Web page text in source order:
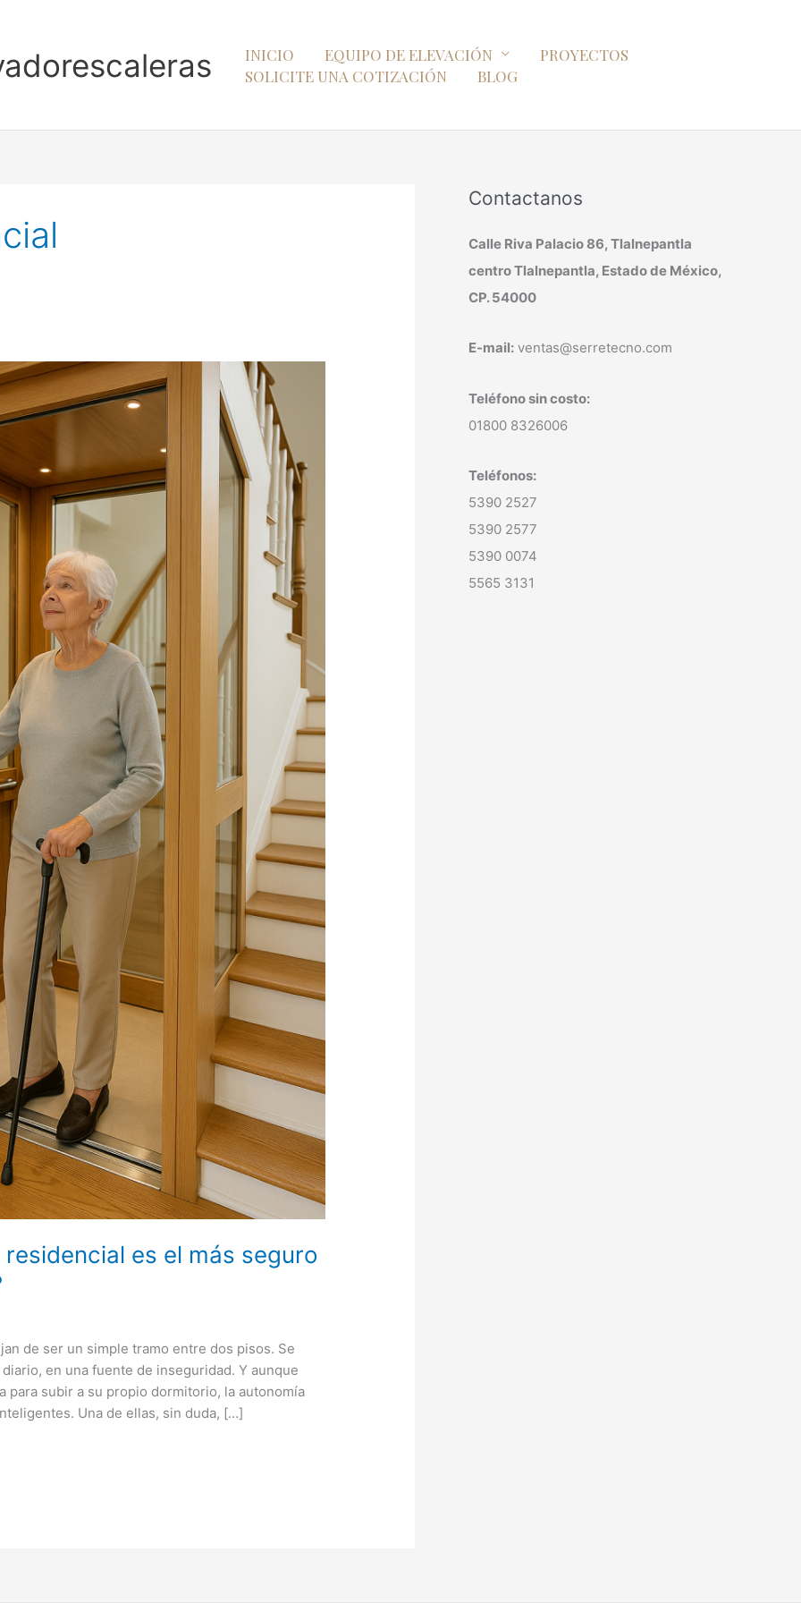
INICIO EQUIPO DE ELEVACIÓN
PROYECTOS
SOLICITE UNA COTIZACIÓN
BLOG
es el más seguro
de ser un simple tramo entre dos pisos. Se
en una fuente de inseguridad. Y aunque
para subir a su propio dormitorio, la autonomía
Una de ellas, sin duda, […]
Contactanos
Calle Riva Palacio 86, Tlalnepantla
centro Tlalnepantla, Estado de México,
CP. 54000
E-mail: ventas@serretecno.com
Teléfono sin costo:
01800 8326006
Teléfonos:
5390 2527
5390 2577
5390 0074
5565 3131